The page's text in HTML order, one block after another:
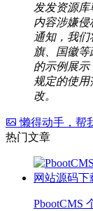
发发资源
内容涉嫌侵
通知，我
旗、国徽
的示例展
规定的使
改。
懒得动手，帮
热门文章
PbootCMS